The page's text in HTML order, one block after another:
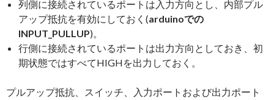
列側に接続されているポートは入力方向とし、内部プル
アップ抵抗を有効にしておく(arduinoでの
INPUT_PULLUP)。
行側に接続されているポートは出力方向としておき、初
期状態ではすべてHIGHを出力しておく。
プルアップ抵抗、スイッチ、入力ポートおよび出力ポート